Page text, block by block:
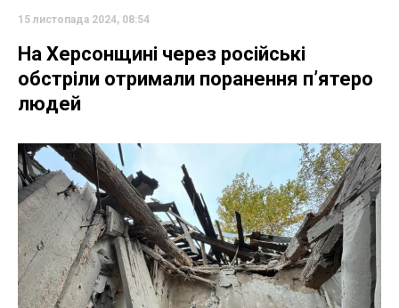
15 листопада 2024, 08:54
На Херсонщині через російські
обстріли отримали поранення пʼятеро
людей